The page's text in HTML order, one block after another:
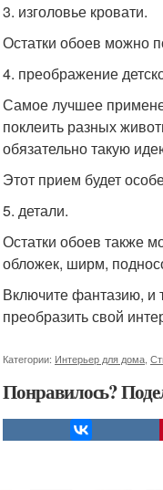
3. изголовье кровати.
Остатки обоев можно
4. преображение
Самое лучшее
поклеить разных
обязательно такую
Этот прием будет
5. детали.
Остатки обоев также
обложек, ширм,
Включите фантазию, и
преoбразить свой
Категории: Интерьер для дома
Понравилось?